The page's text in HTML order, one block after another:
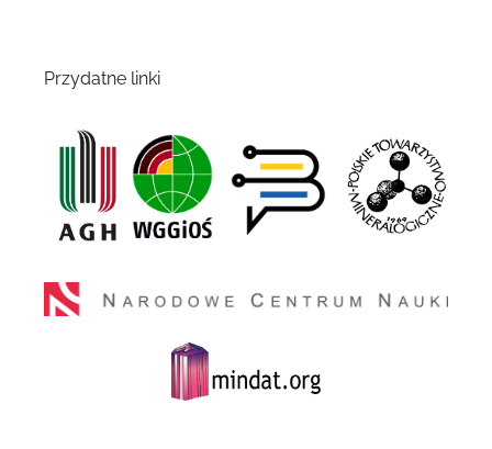
Przydatne linki